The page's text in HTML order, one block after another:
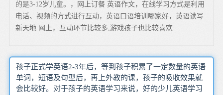
的是3-12岁儿童。，网上订餐 英语作文，在线学习方式是利用
电话、视频的方式进行互动，英语口语培训哪家好，英语读写
新天地 网上，互动环节比较多,游戏孩子也比较喜欢
孩子正式学英语2-3年后，等到孩子积累了一定数量的英语
单词，短语及句型后，再上外教的课，孩子的吸收效果就
会比较好。对于孩子的英语学习来说，好的少儿英语学习